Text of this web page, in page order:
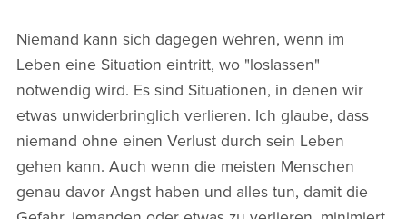
Niemand kann sich dagegen wehren, wenn im
Leben eine Situation eintritt, wo "loslassen"
notwendig wird. Es sind Situationen, in denen wir
etwas unwiderbringlich verlieren. Ich glaube, dass
niemand ohne einen Verlust durch sein Leben
gehen kann. Auch wenn die meisten Menschen
genau davor Angst haben und alles tun, damit die